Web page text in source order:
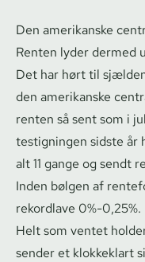
Den amerikanske
Renten lyder dermed
Det har hørt til
den amerikanske
renten så sent som i
testig­nin­gen sidste år
alt 11 gange og sendt
Inden bølgen af
rekordlave 0%-0,25%.
Helt som ventet
sender et klokkeklart